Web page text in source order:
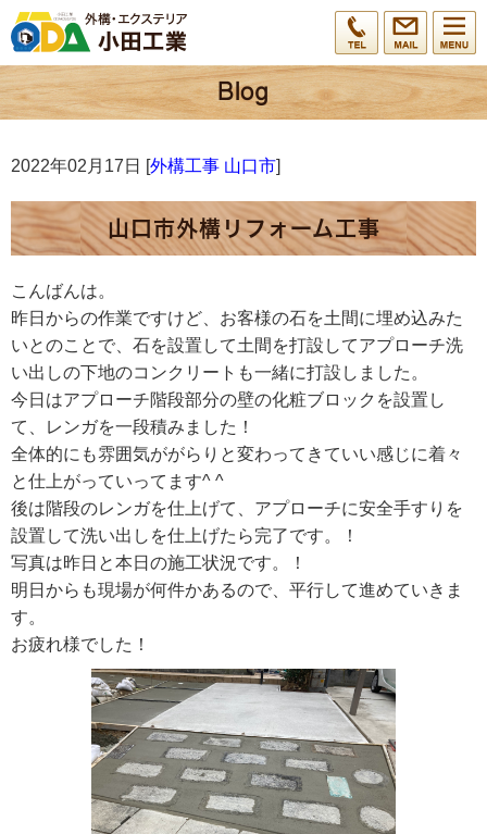
2022年02月17日 [外構工事 山口市]
山口市外構リフォーム工事
こんばんは。
昨日からの作業ですけど、お客様の石を土間に埋め込みた
いとのことで、石を設置して土間を打設してアプローチ洗
い出しの下地のコンクリートも一緒に打設しました。
今日はアプローチ階段部分の壁の化粧ブロックを設置し
て、レンガを一段積みました！
全体的にも雰囲気ががらりと変わってきていい感じに着々
と仕上がっていってます^ ^
後は階段のレンガを仕上げて、アプローチに安全手すりを
設置して洗い出しを仕上げたら完了です。！
写真は昨日と本日の施工状況です。！
明日からも現場が何件かあるので、平行して進めていきま
す。
お疲れ様でした！